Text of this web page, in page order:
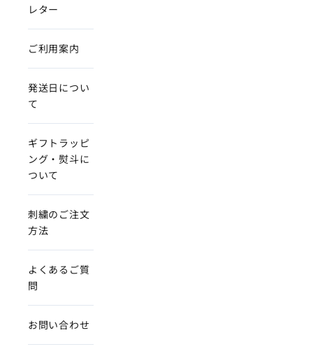
レター
ご利用案内
発送日につい
て
ギフトラッピ
ング・熨斗に
ついて
刺繍のご注文
方法
よくあるご質
問
お問い合わせ